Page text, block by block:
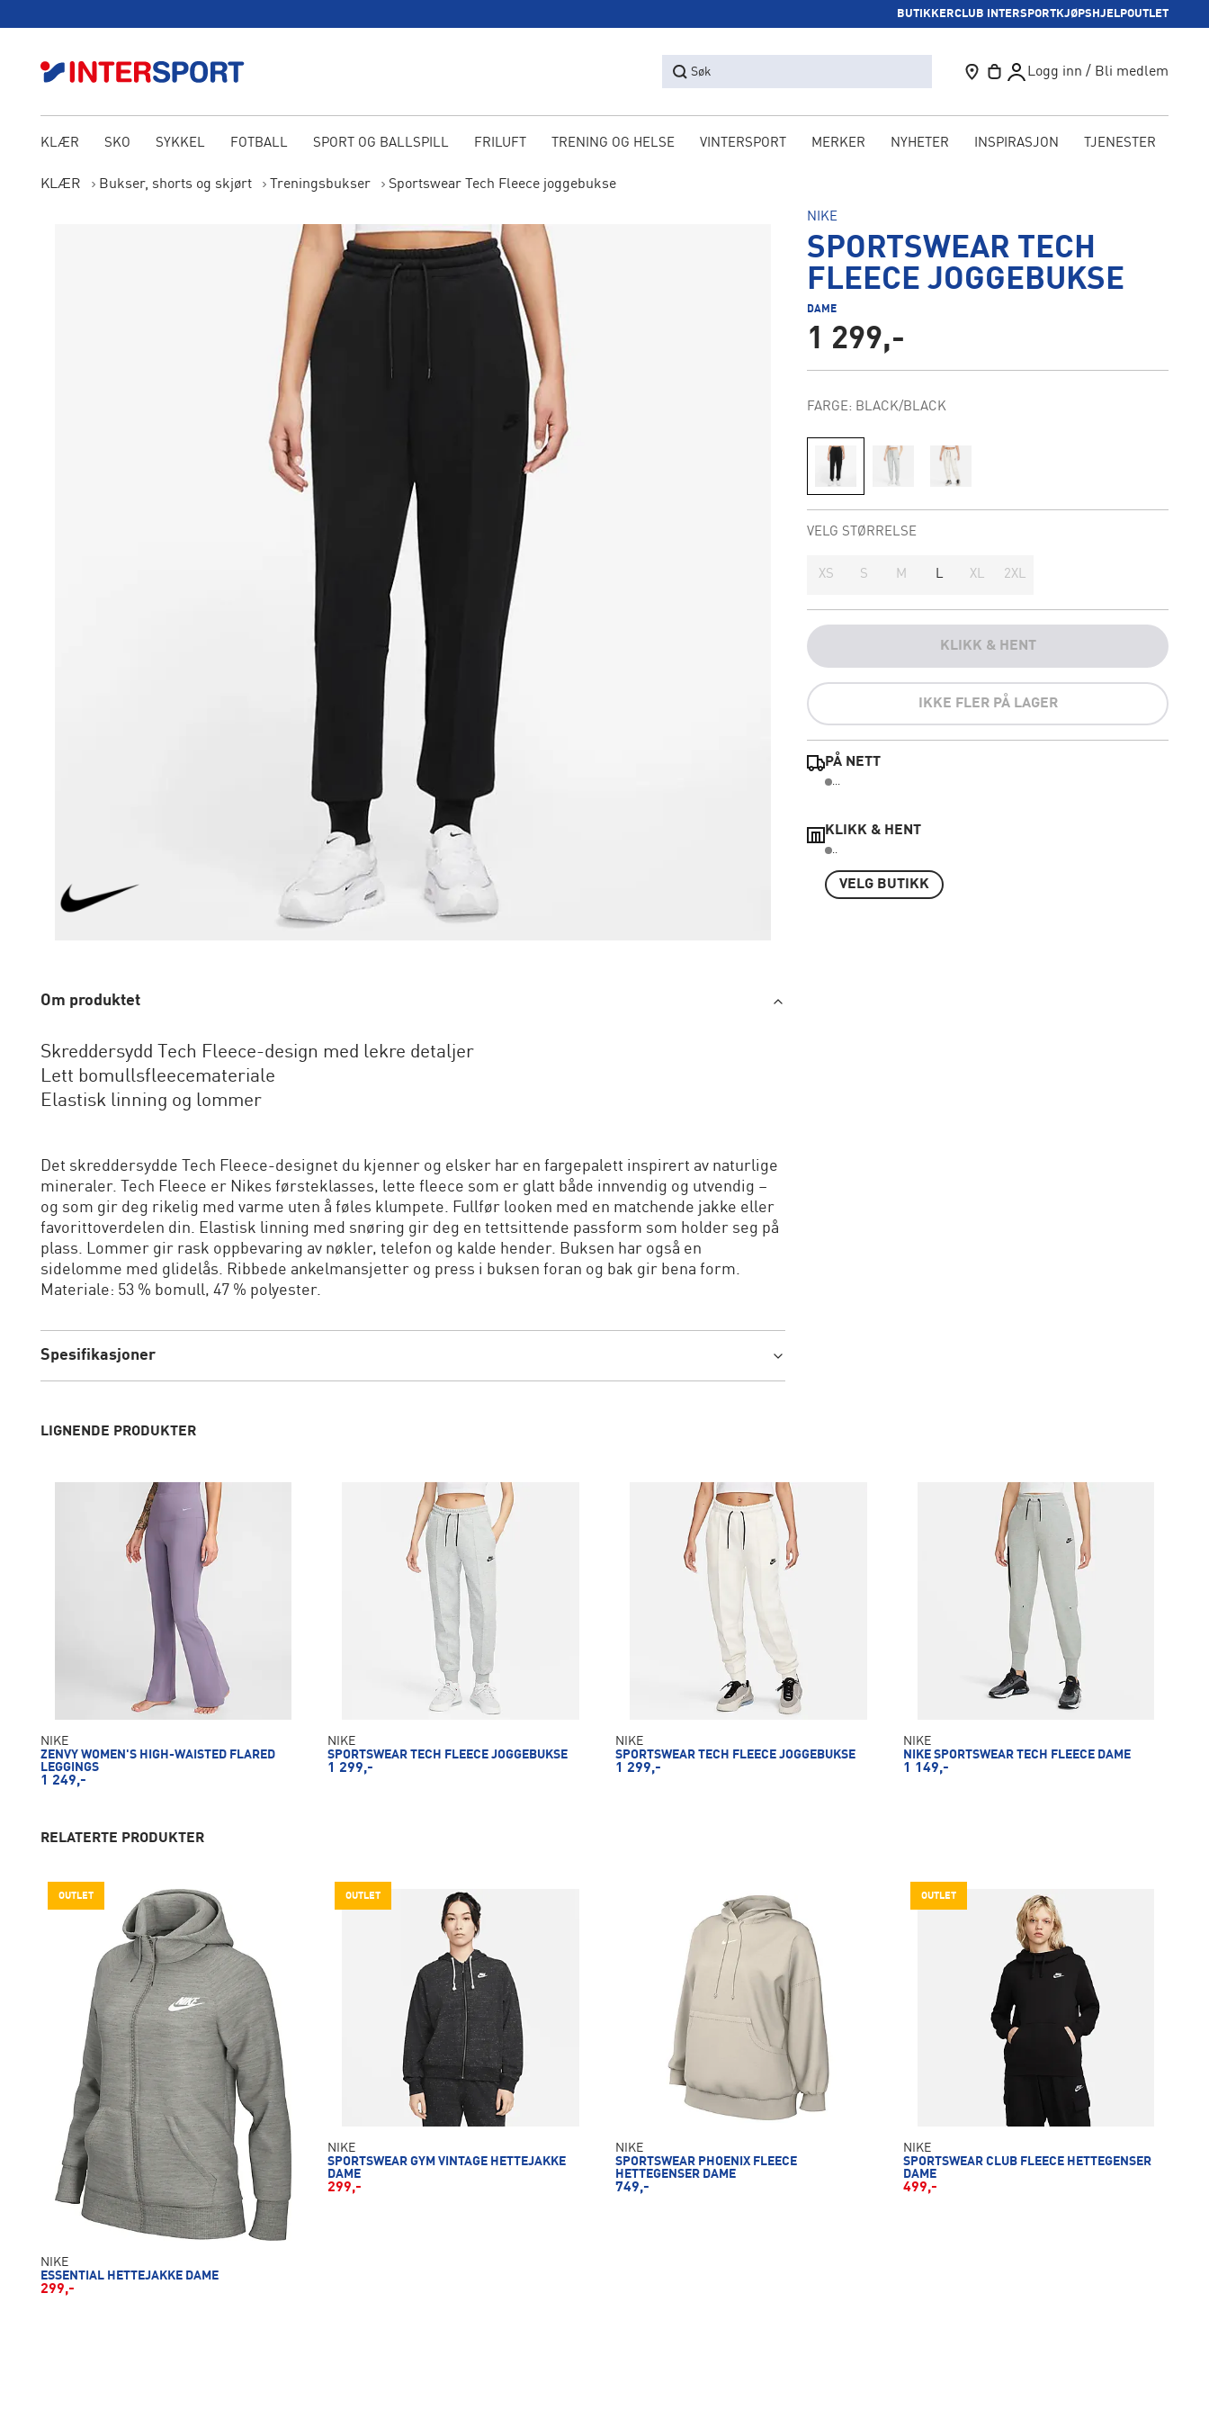
BUTIKKERCLUB INTERSPORTKJØPSHJELPOUTLET
Søk Logg inn / Bli medlem
KLÆR SKO SYKKEL FOTBALL SPORT OG BALLSPILL FRILUFT TRENING OG HELSE VINTERSPORT MERKER NYHETER INSPIRASJON TJENESTER
KLÆR Bukser, shorts og skjørt Treningsbukser Sportswear Tech Fleece joggebukse
Om produktet
Skreddersydd Tech Fleece-design med lekre detaljer
Lett bomullsfleecemateriale
Elastisk linning og lommer
Det skreddersydde Tech Fleece-designet du kjenner og elsker har en fargepalett inspirert av naturlige
mineraler. Tech Fleece er Nikes førsteklasses, lette fleece som er glatt både innvendig og utvendig –
og som gir deg rikelig med varme uten å føles klumpete. Fullfør looken med en matchende jakke eller
favorittoverdelen din. Elastisk linning med snøring gir deg en tettsittende passform som holder seg på
plass. Lommer gir rask oppbevaring av nøkler, telefon og kalde hender. Buksen har også en
sidelomme med glidelås. Ribbede ankelmansjetter og press i buksen foran og bak gir bena form.
Materiale: 53 % bomull, 47 % polyester.
Spesifikasjoner
NIKE
SPORTSWEAR TECH
FLEECE JOGGEBUKSE
DAME
1 299,-
FARGE: BLACK/BLACK
VELG STØRRELSE
XS S M L XL 2XL
KLIKK & HENT
IKKE FLER PÅ LAGER
PÅ NETT
...
KLIKK & HENT
..
VELG BUTIKK
LIGNENDE PRODUKTER
NIKE
ZENVY WOMEN'S HIGH-WAISTED FLARED
LEGGINGS
1 249,-
NIKE
SPORTSWEAR TECH FLEECE JOGGEBUKSE
1 299,-
NIKE
SPORTSWEAR TECH FLEECE JOGGEBUKSE
1 299,-
NIKE
NIKE SPORTSWEAR TECH FLEECE DAME
1 149,-
RELATERTE PRODUKTER
OUTLET
NIKE
ESSENTIAL HETTEJAKKE DAME
299,-
OUTLET
NIKE
SPORTSWEAR GYM VINTAGE HETTEJAKKE
DAME
299,-
NIKE
SPORTSWEAR PHOENIX FLEECE
HETTEGENSER DAME
749,-
OUTLET
NIKE
SPORTSWEAR CLUB FLEECE HETTEGENSER
DAME
499,-